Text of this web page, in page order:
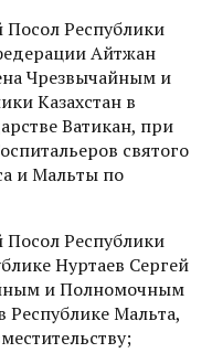
Республики
Айтжан
Чрезвычайным и
Казахстан в
Ватикан, при
святого
и Мальты по
Республики
Нуртаев Сергей
и Полномочным
Республи­ке Мальта,